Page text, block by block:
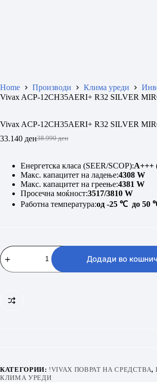
Home Производи Клима уреди
Vivax ACP-12CH35AERI+ R32 SILVER
Vivax ACP-12CH35AERI+ R32 SILVER
38.990ден
Original
38.990 ден.
33.140 денCurrent
33.140 ден.
Енергетска класа (SEER/SCOP):A+++
Макс. капацитет на ладење:4308 W
Макс. капацитет на греење:4381 W
Просечна моќност:3517/3810 W
Работна температура:од -25 ℃до 50
Vivax
ACP-
12CH35AERI+
количина
Додади во
КАТЕГОРИИ: !VIVAX ПОВРАТ НА СРЕДСТВА,
КЛИМА УРЕДИ